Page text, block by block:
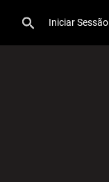
Iniciar Sessão